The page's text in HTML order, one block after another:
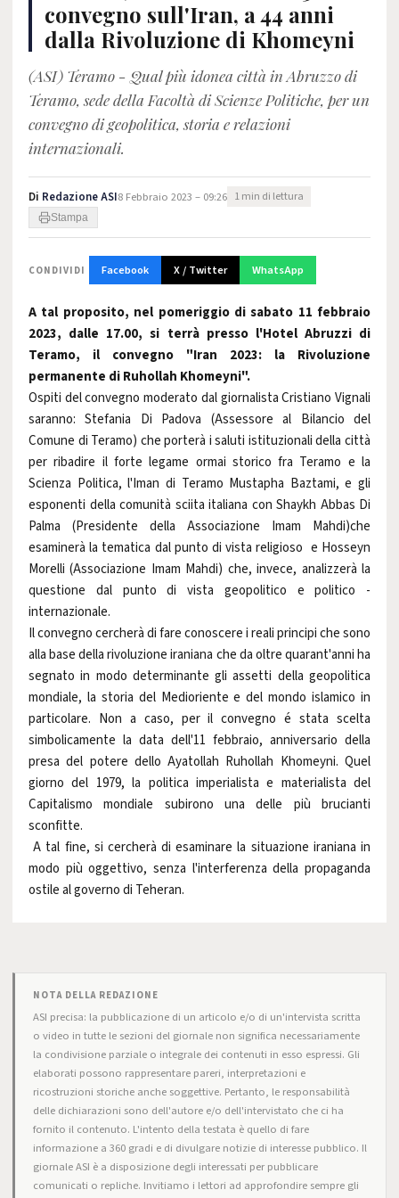
convegno sull'Iran, a 44 anni
dalla Rivoluzione di Khomeyni
(ASI) Teramo - Qual più idonea città in Abruzzo di
Teramo, sede della Facoltà di Scienze Politiche, per un
convegno di geopolitica, storia e relazioni
internazionali.
Di Redazione ASI8 Febbraio 2023 – 09:26 1 min di lettura
Stampa
CONDIVIDI Facebook X / Twitter WhatsApp
A tal proposito, nel pomeriggio di sabato 11 febbraio
2023, dalle 17.00, si terrà presso l'Hotel Abruzzi di
Teramo, il convegno "Iran 2023: la Rivoluzione
permanente di Ruhollah Khomeyni".
Ospiti del convegno moderato dal giornalista Cristiano Vignali
saranno: Stefania Di Padova (Assessore al Bilancio del
Comune di Teramo) che porterà i saluti istituzionali della città
per ribadire il forte legame ormai storico fra Teramo e la
Scienza Politica, l'Iman di Teramo Mustapha Baztami, e gli
esponenti della comunità sciita italiana con Shaykh Abbas Di
Palma (Presidente della Associazione Imam Mahdi)che
esaminerà la tematica dal punto di vista religioso e Hosseyn
Morelli (Associazione Imam Mahdi) che, invece, analizzerà la
questione dal punto di vista geopolitico e politico -
internazionale.
Il convegno cercherà di fare conoscere i reali principi che sono
alla base della rivoluzione iraniana che da oltre quarant'anni ha
segnato in modo determinante gli assetti della geopolitica
mondiale, la storia del Medioriente e del mondo islamico in
particolare. Non a caso, per il convegno é stata scelta
simbolicamente la data dell'11 febbraio, anniversario della
presa del potere dello Ayatollah Ruhollah Khomeyni. Quel
giorno del 1979, la politica imperialista e materialista del
Capitalismo mondiale subirono una delle più brucianti
sconfitte.
A tal fine, si cercherà di esaminare la situazione iraniana in
modo più oggettivo, senza l'interferenza della propaganda
ostile al governo di Teheran.
NOTA DELLA REDAZIONE
ASI precisa: la pubblicazione di un articolo e/o di un'intervista scritta
o video in tutte le sezioni del giornale non significa necessariamente
la condivisione parziale o integrale dei contenuti in esso espressi. Gli
elaborati possono rappresentare pareri, interpretazioni e
ricostruzioni storiche anche soggettive. Pertanto, le responsabilità
delle dichiarazioni sono dell'autore e/o dell'intervistato che ci ha
fornito il contenuto. L'intento della testata è quello di fare
informazione a 360 gradi e di divulgare notizie di interesse pubblico. Il
giornale ASI è a disposizione degli interessati per pubblicare
comunicati o repliche. Invitiamo i lettori ad approfondire sempre gli